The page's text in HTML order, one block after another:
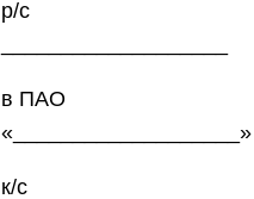
р/с
в ПАО
«___________________»
к/с